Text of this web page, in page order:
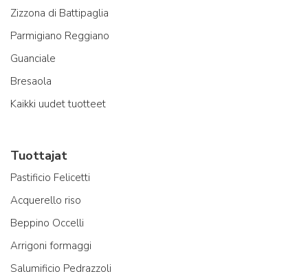
Zizzona di Battipaglia
Parmigiano Reggiano
Guanciale
Bresaola
Kaikki uudet tuotteet
Tuottajat
Pastificio Felicetti
Acquerello riso
Beppino Occelli
Arrigoni formaggi
Salumificio Pedrazzoli